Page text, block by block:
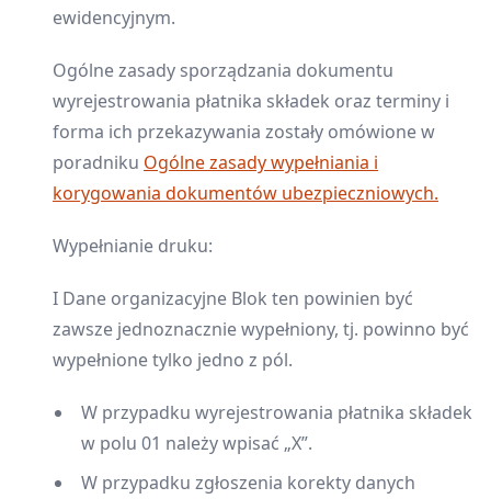
ewidencyjnym.
Ogólne zasady sporządzania dokumentu
wyrejestrowania płatnika składek oraz terminy i
forma ich przekazywania zostały omówione w
poradniku Ogólne zasady wypełniania i
korygowania dokumentów ubezpieczniowych.
Wypełnianie druku:
I Dane organizacyjne Blok ten powinien być
zawsze jednoznacznie wypełniony, tj. powinno być
wypełnione tylko jedno z pól.
W przypadku wyrejestrowania płatnika składek
w polu 01 należy wpisać „X”.
W przypadku zgłoszenia korekty danych